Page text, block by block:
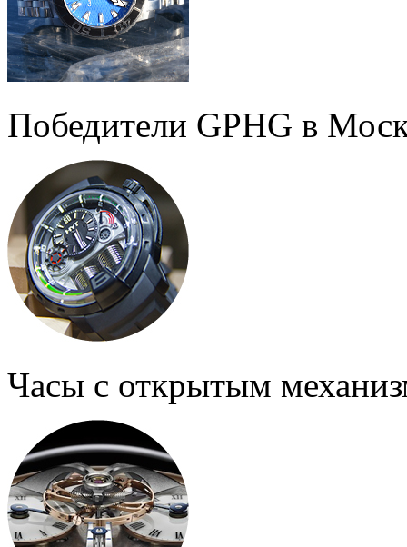
Победители GPHG в
Часы с открытым